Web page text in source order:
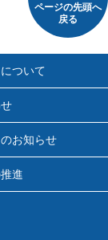
ページの先頭へ
戻る
ついて
お知らせ
進